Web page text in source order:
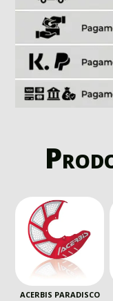
ACERBIS PARADISCO